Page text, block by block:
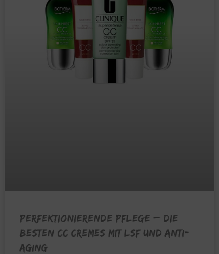
PERFEKTIONIERENDE PFLEGE – Die
besten CC Cremes mit LSF und Anti-
Aging